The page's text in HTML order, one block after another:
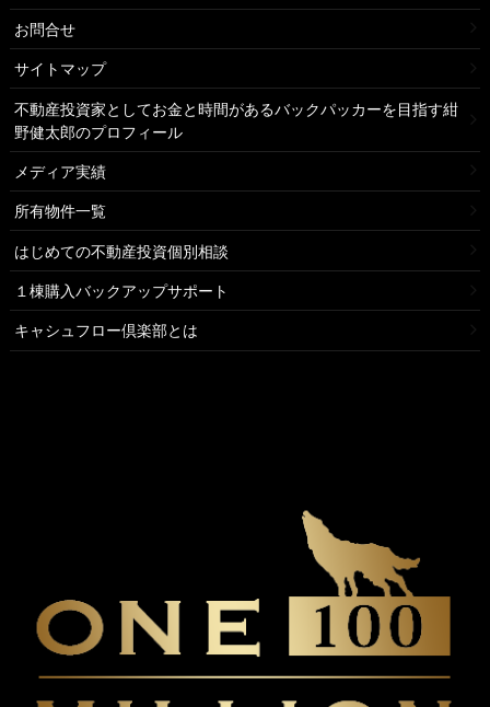
お問合せ
サイトマップ
不動産投資家としてお金と時間があるバックパッカーを目指す紺
野健太郎のプロフィール
メディア実績
所有物件一覧
はじめての不動産投資個別相談
１棟購入バックアップサポート
キャシュフロー倶楽部とは